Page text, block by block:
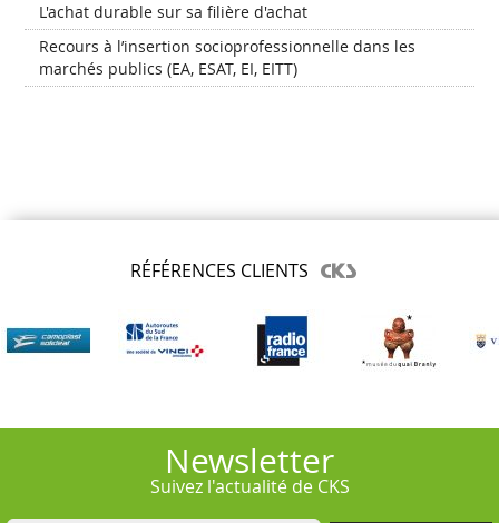
L'achat durable sur sa filière d'achat
Recours à l’insertion socioprofessionnelle dans les
marchés publics (EA, ESAT, EI, EITT)
RÉFÉRENCES CLIENTS
Newsletter
Suivez l'actualité de CKS